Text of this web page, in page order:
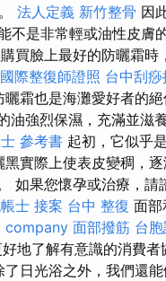
法人定義 新竹整骨 因
不是非常輕或油性皮
買臉上最好的防曬霜
國際整復師證照 台中刮
曬霜也是海灘愛好者的
油強烈保濕，充滿並滋
參考書 起初，它似乎
黑實際上使表皮變稠，逐
如果您懷孕或治療，請
士 接案 台中 整復 面部
company 面部撥筋 台
地了解有意識的消費者
了日光浴之外，我們還